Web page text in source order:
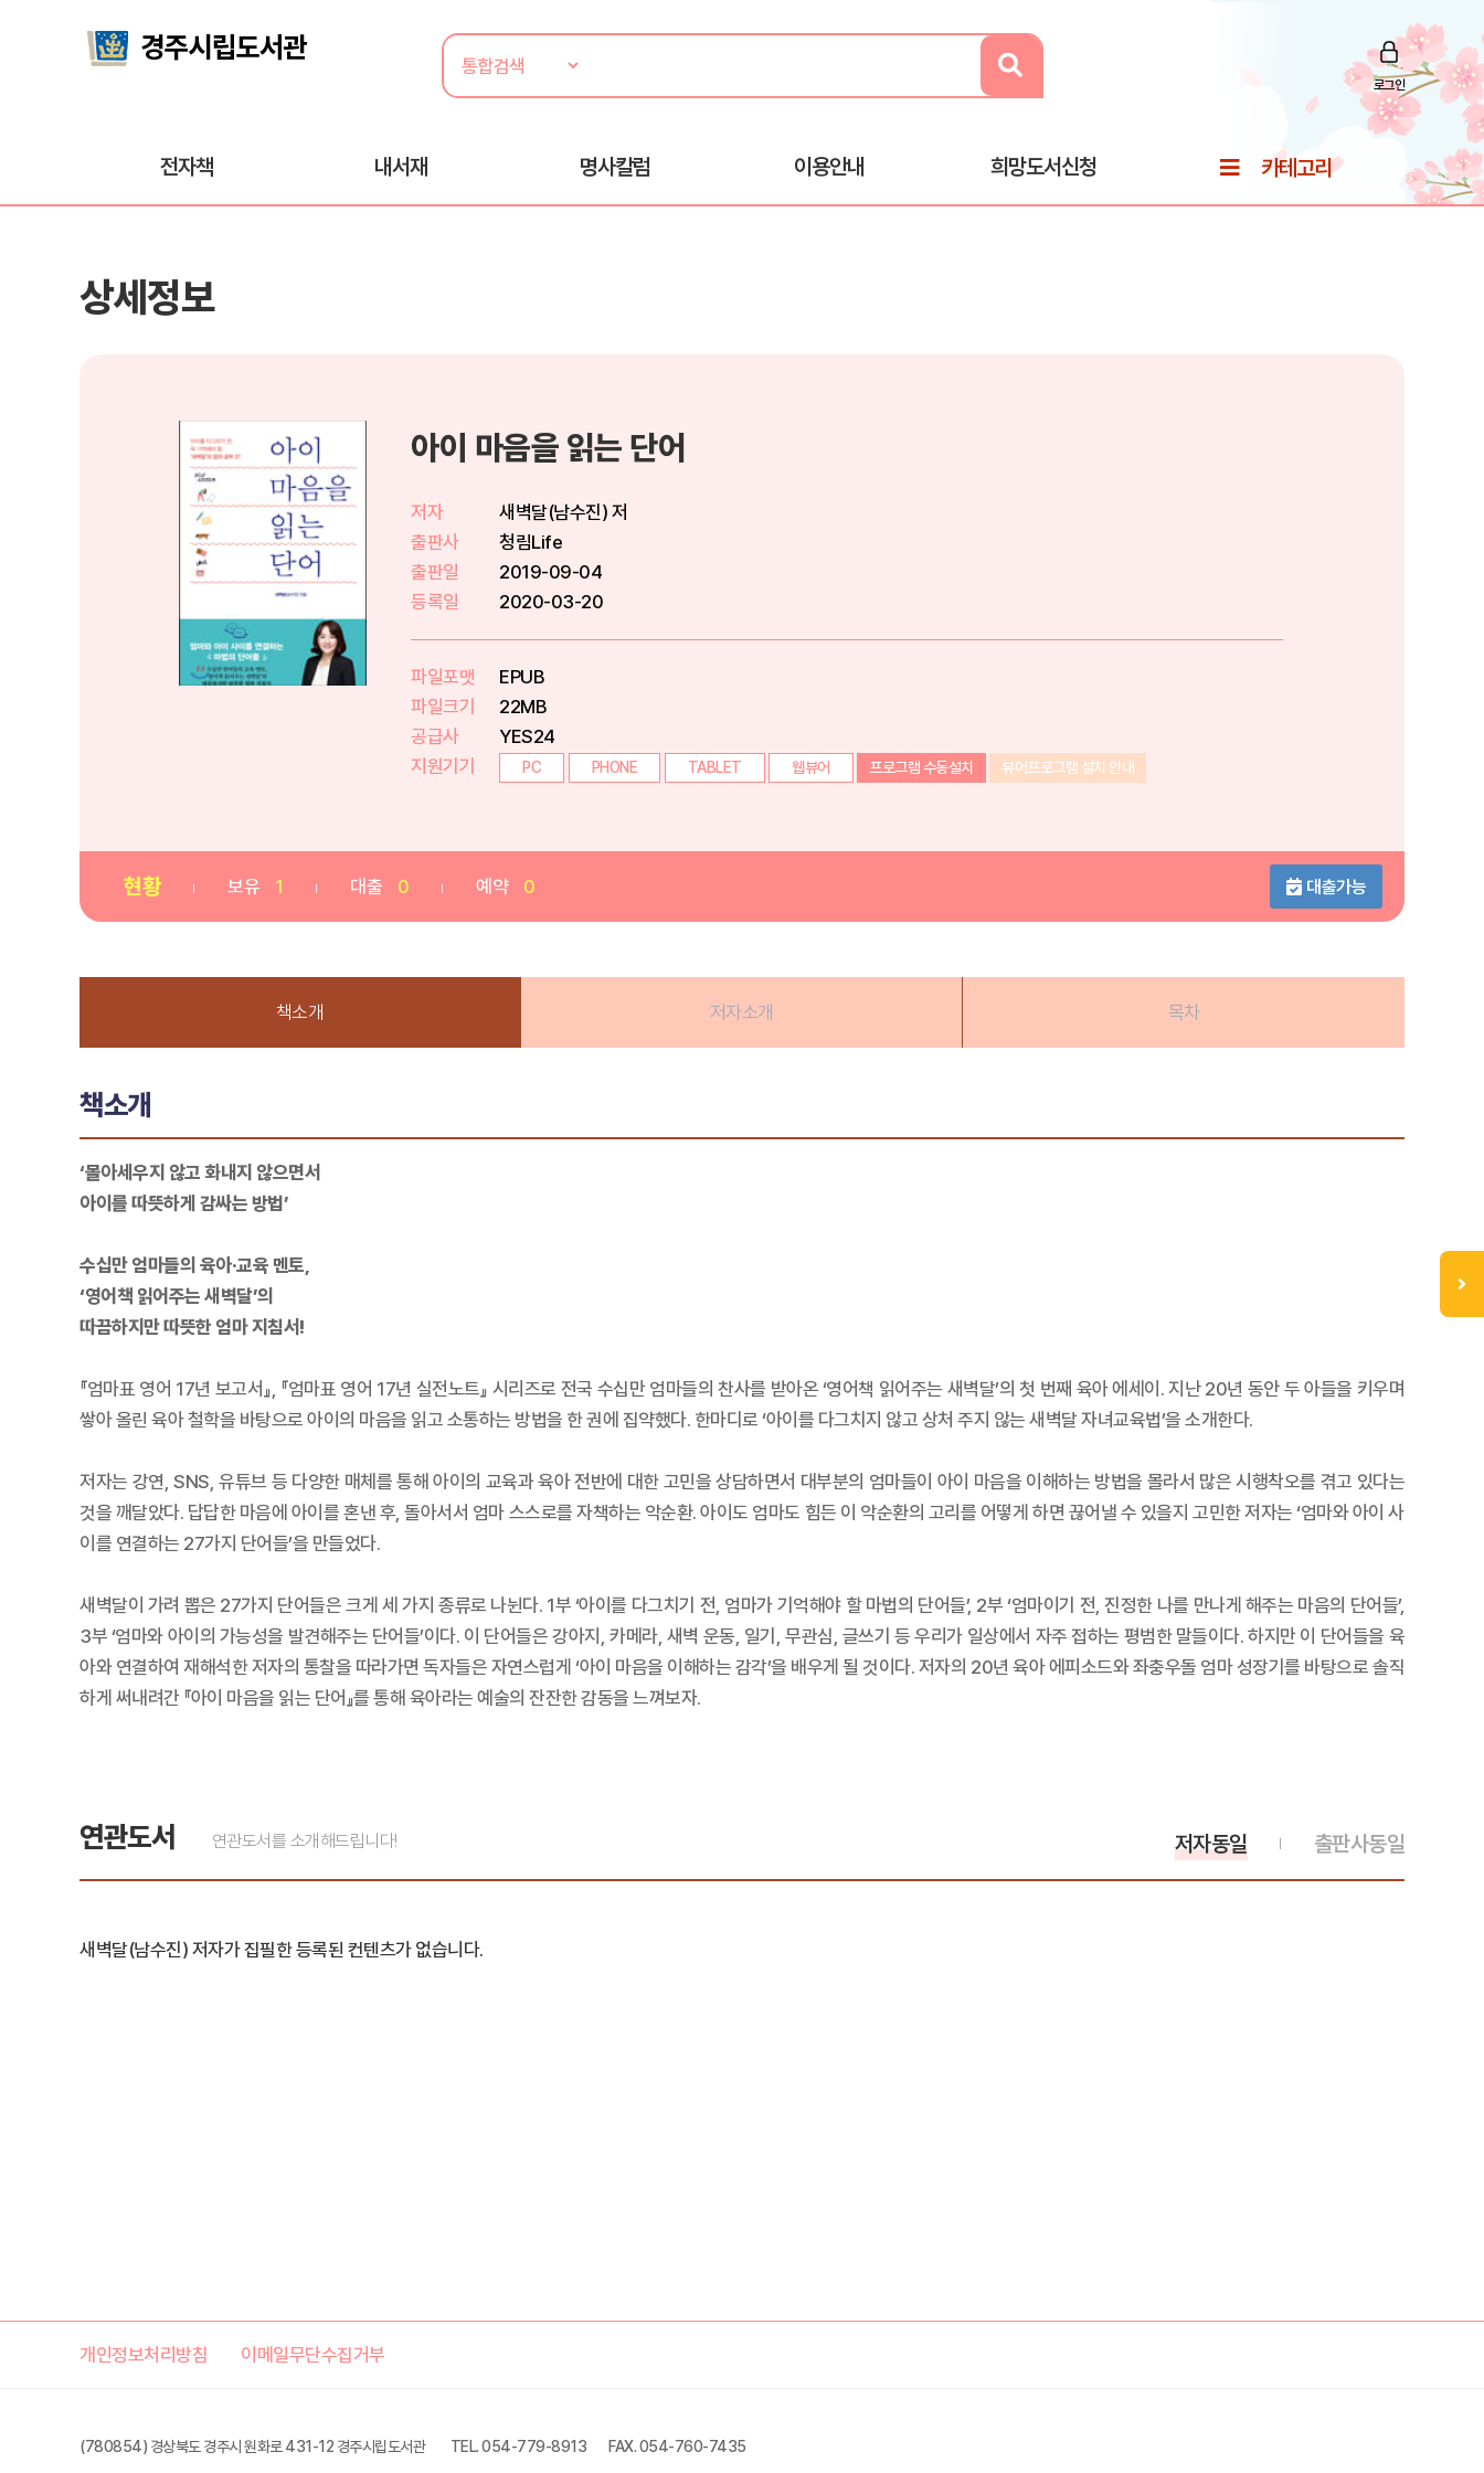
로그인
전자책 내서재 명사칼럼 이용안내 희망도서신청 카테고리
상세정보
아이 마음을 읽는 단어
저자
새벽달(남수진) 저
출판사
청림Life
출판일
2019-09-04
등록일
2020-03-20
파일포맷
EPUB
파일크기
22MB
공급사
YES24
지원기기
PC PHONE TABLET 웹뷰어 프로그램 수동설치 뷰어프로그램 설치 안내
현황 보유 1 대출 0 예약 0 대출가능
책소개 저자소개 목차
책소개
‘몰아세우지 않고 화내지 않으면서
아이를 따뜻하게 감싸는 방법’
수십만 엄마들의 육아·교육 멘토,
‘영어책 읽어주는 새벽달’의
따끔하지만 따뜻한 엄마 지침서!
『엄마표 영어 17년 보고서』, 『엄마표 영어 17년 실전노트』 시리즈로 전국 수십만 엄마들의 찬사를 받아온 ‘영어책 읽어주는 새벽달’의 첫 번째 육아 에세이. 지난 20년 동안 두 아들을 키우며
쌓아 올린 육아 철학을 바탕으로 아이의 마음을 읽고 소통하는 방법을 한 권에 집약했다. 한마디로 ‘아이를 다그치지 않고 상처 주지 않는 새벽달 자녀교육법’을 소개한다.
저자는 강연, SNS, 유튜브 등 다양한 매체를 통해 아이의 교육과 육아 전반에 대한 고민을 상담하면서 대부분의 엄마들이 아이 마음을 이해하는 방법을 몰라서 많은 시행착오를 겪고 있다는
것을 깨달았다. 답답한 마음에 아이를 혼낸 후, 돌아서서 엄마 스스로를 자책하는 악순환. 아이도 엄마도 힘든 이 악순환의 고리를 어떻게 하면 끊어낼 수 있을지 고민한 저자는 ‘엄마와 아이 사
이를 연결하는 27가지 단어들’을 만들었다.
새벽달이 가려 뽑은 27가지 단어들은 크게 세 가지 종류로 나뉜다. 1부 ‘아이를 다그치기 전, 엄마가 기억해야 할 마법의 단어들’, 2부 ‘엄마이기 전, 진정한 나를 만나게 해주는 마음의 단어들’,
3부 ‘엄마와 아이의 가능성을 발견해주는 단어들’이다. 이 단어들은 강아지, 카메라, 새벽 운동, 일기, 무관심, 글쓰기 등 우리가 일상에서 자주 접하는 평범한 말들이다. 하지만 이 단어들을 육
아와 연결하여 재해석한 저자의 통찰을 따라가면 독자들은 자연스럽게 ‘아이 마음을 이해하는 감각’을 배우게 될 것이다. 저자의 20년 육아 에피소드와 좌충우돌 엄마 성장기를 바탕으로 솔직
하게 써내려간 『아이 마음을 읽는 단어』를 통해 육아라는 예술의 잔잔한 감동을 느껴보자.
연관도서 연관도서를 소개해드립니다! 출판사동일
저자동일
새벽달(남수진) 저자가 집필한 등록된 컨텐츠가 없습니다.
개인정보처리방침 이메일무단수집거부
(780854) 경상북도 경주시 원화로 431-12 경주시립도서관 TEL. 054-779-8913 FAX. 054-760-7435